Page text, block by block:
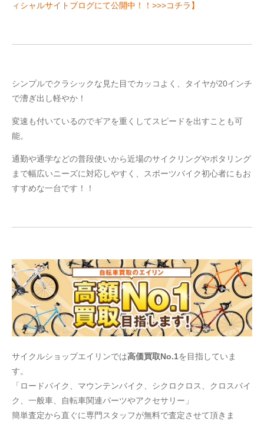
ィシャルサイトブログにて公開中！！>>>コチラ】
シンプルでクラシックな見た目でカッコよく、タイヤが20インチ
で漕ぎ出し軽やか！
変速も付いているのでギアを重くしてスピードを出すことも可
能。
通勤や通学などの普段使いから近場のサイクリングやポタリング
まで幅広いニーズに対応しやすく、スポーツバイク初心者にもお
すすめな一台です！！
サイクルショップエイリンでは高価買取No.1を目指していま
す。
「ロードバイク、マウンテンバイク、シクロクロス、クロスバイ
ク、一般車、自転車関連パーツやアクセサリー」
簡単査定から直ぐに専門スタッフが無料で査定させて頂きま